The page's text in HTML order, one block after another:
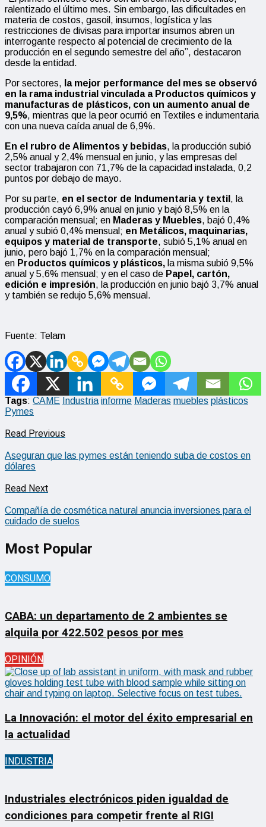
ralentizado el último mes. Sin embargo, las dificultades en
materia de costos, gasoil, insumos, logística y las
restricciones de divisas para importar insumos abren un
interrogante respecto al potencial de crecimiento de la
producción en el segundo semestre del año”, destacaron
desde la entidad.
Por sectores, la mejor performance del mes se observó
en la rama industrial vinculada a Productos químicos y
manufacturas de plásticos, con un aumento anual de
9,5%, mientras que la peor ocurrió en Textiles e indumentaria
con una nueva caída anual de 6,9%.
En el rubro de Alimentos y bebidas, la producción subió
2,5% anual y 2,4% mensual en junio, y las empresas del
sector trabajaron con 71,7% de la capacidad instalada, 0,2
puntos por debajo de mayo.
Por su parte, en el sector de Indumentaria y textil , la
producción cayó 6,9% anual en junio y bajó 8,5% en la
comparación mensual; en Maderas y Muebles, bajó 0,4%
anual y subió 0,4% mensual; en Metálicos, maquinarias,
equipos y material de transporte, subió 5,1% anual en
junio, pero bajó 1,7% en la comparación mensual;
en Productos químicos y plásticos, la misma subió 9,5%
anual y 5,6% mensual; y en el caso de Papel, cartón,
edición e impresión, la producción en junio bajó 3,7% anual
y también se redujo 5,6% mensual.
Fuente: Telam
Tags: CAME Industria informe Maderas muebles plásticos
Pymes
Read Previous
Aseguran que las pymes están teniendo suba de costos en
dólares
Read Next
Compañía de cosmética natural anuncia inversiones para el
cuidado de suelos
Most Popular
CONSUMO
CABA: un departamento de 2 ambientes se
alquila por 422.502 pesos por mes
OPINIÓN
La Innovación: el motor del éxito empresarial en
la actualidad
INDUSTRIA
Industriales electrónicos piden igualdad de
condiciones para competir frente al RIGI